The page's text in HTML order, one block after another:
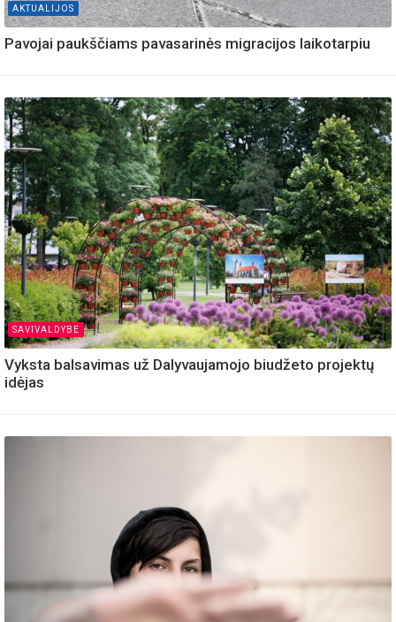
AKTUALIJOS
Pavojai paukščiams pavasarinės migracijos laikotarpiu
SAVIVALDYBE
Vyksta balsavimas už Dalyvaujamojo biudžeto projektų
idėjas